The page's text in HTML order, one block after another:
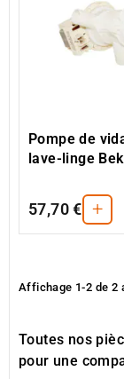
Pompe de
lave-linge
57,70 € +
Affichage 1-2 de 2
Toutes nos
pour une